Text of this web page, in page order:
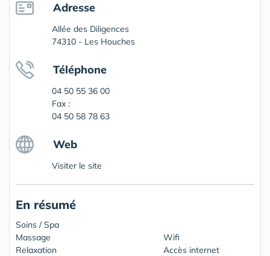
Adresse
Allée des Diligences
74310 - Les Houches
Téléphone
04 50 55 36 00
Fax :
04 50 58 78 63
Web
Visiter le site
En résumé
Soins / Spa
Massage
Relaxation
Wifi
Accès internet